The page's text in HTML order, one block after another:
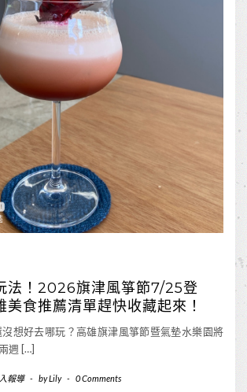
法！2026旗津風箏節7/25登
美食推薦清單趕快收藏起來！
想好去哪玩？高雄旗津風箏節暨氣墊水樂園將
週 […]
報導 - byLily - 0 Comments